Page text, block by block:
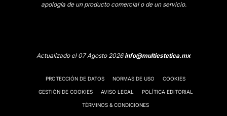
apología de un producto comercial o de un servicio.
Actualizado el 07 Agosto 2026info@multiestetica.mx
PROTECCIÓN DE DATOS NORMAS DE USO COOKIES
GESTIÓN DE COOKIES AVISO LEGAL POLÍTICA EDITORIAL
TÉRMINOS & CONDICIONES